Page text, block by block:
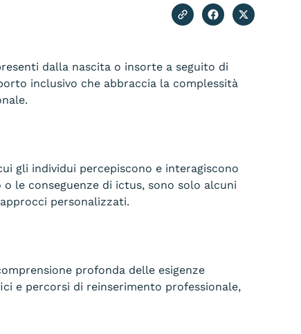
dalla nascita o insorte a seguito di
inclusivo che abbraccia la complessità
gli individui percepiscono e interagiscono
le conseguenze di ictus, sono solo alcuni
personalizzati.
profonda delle esigenze
e percorsi di reinserimento professionale,